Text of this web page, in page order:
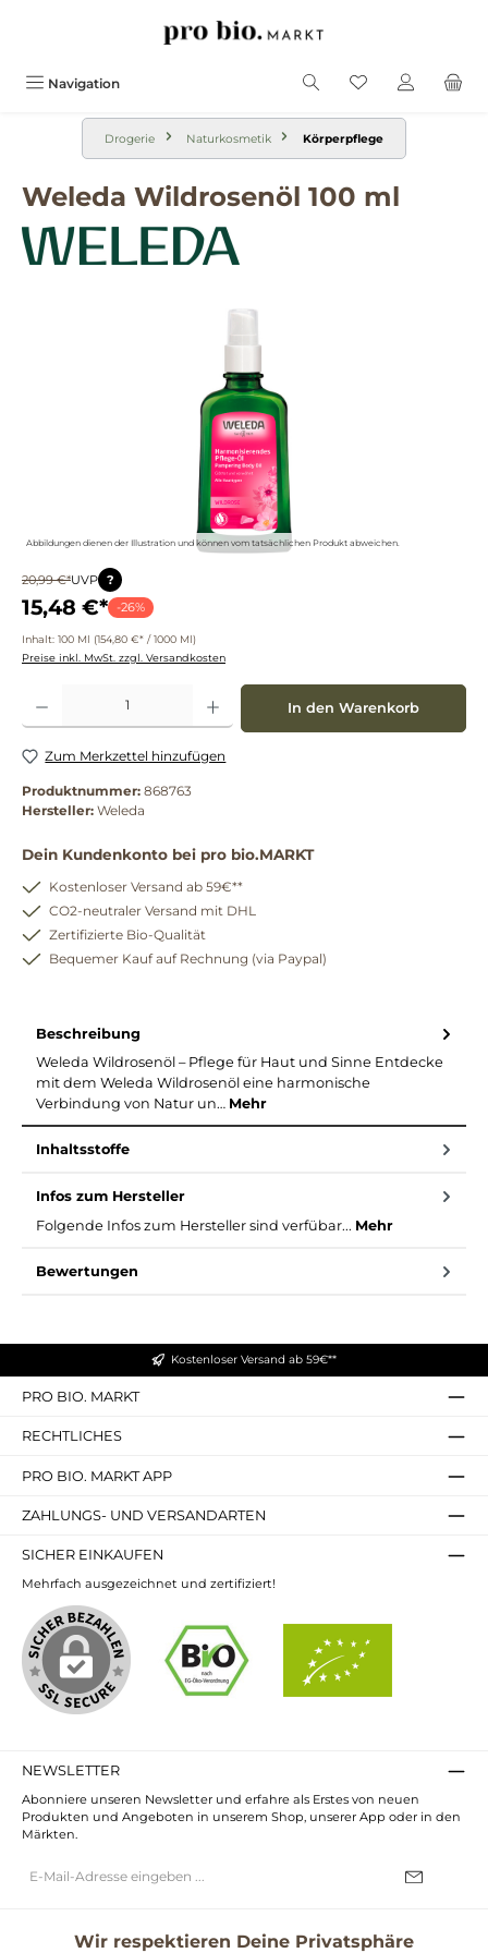
Navigation
Drogerie Naturkosmetik Körperpflege
Weleda Wildrosenöl 100 ml
Abbildungen dienen der Illustration und können vom tatsächlichen Produkt abweichen.
20,99 €*UVP ?
15,48 €* -26%
Inhalt: 100 Ml (154,80 €* / 1000 Ml)
Preise inkl. MwSt. zzgl. Versandkosten
Produkt Anzahl: Gib den gewünschten Wert ein oder benutze die Schaltflächen um
In den Warenkorb
Zum Merkzettel hinzufügen
Produktnummer: 868763
Hersteller: Weleda
Dein Kundenkonto bei pro bio.MARKT
Kostenloser Versand ab 59€**
CO2-neutraler Versand mit DHL
Zertifizierte Bio-Qualität
Bequemer Kauf auf Rechnung (via Paypal)
Beschreibung
Weleda Wildrosenöl – Pflege für Haut und Sinne Entdecke
mit dem Weleda Wildrosenöl eine harmonische
Verbindung von Natur un… Mehr
Inhaltsstoffe
Infos zum Hersteller
Folgende Infos zum Hersteller sind verfübar... Mehr
Bewertungen
Kostenloser Versand ab 59€**
PRO BIO. MARKT
RECHTLICHES
PRO BIO. MARKT APP
ZAHLUNGS- UND VERSANDARTEN
SICHER EINKAUFEN
Mehrfach ausgezeichnet und zertifiziert!
NEWSLETTER
Abonniere unseren Newsletter und erfahre als Erstes von neuen
Produkten und Angeboten in unserem Shop, unserer App oder in den
Märkten.
Mail-
Wir respektieren Deine Privatsphäre